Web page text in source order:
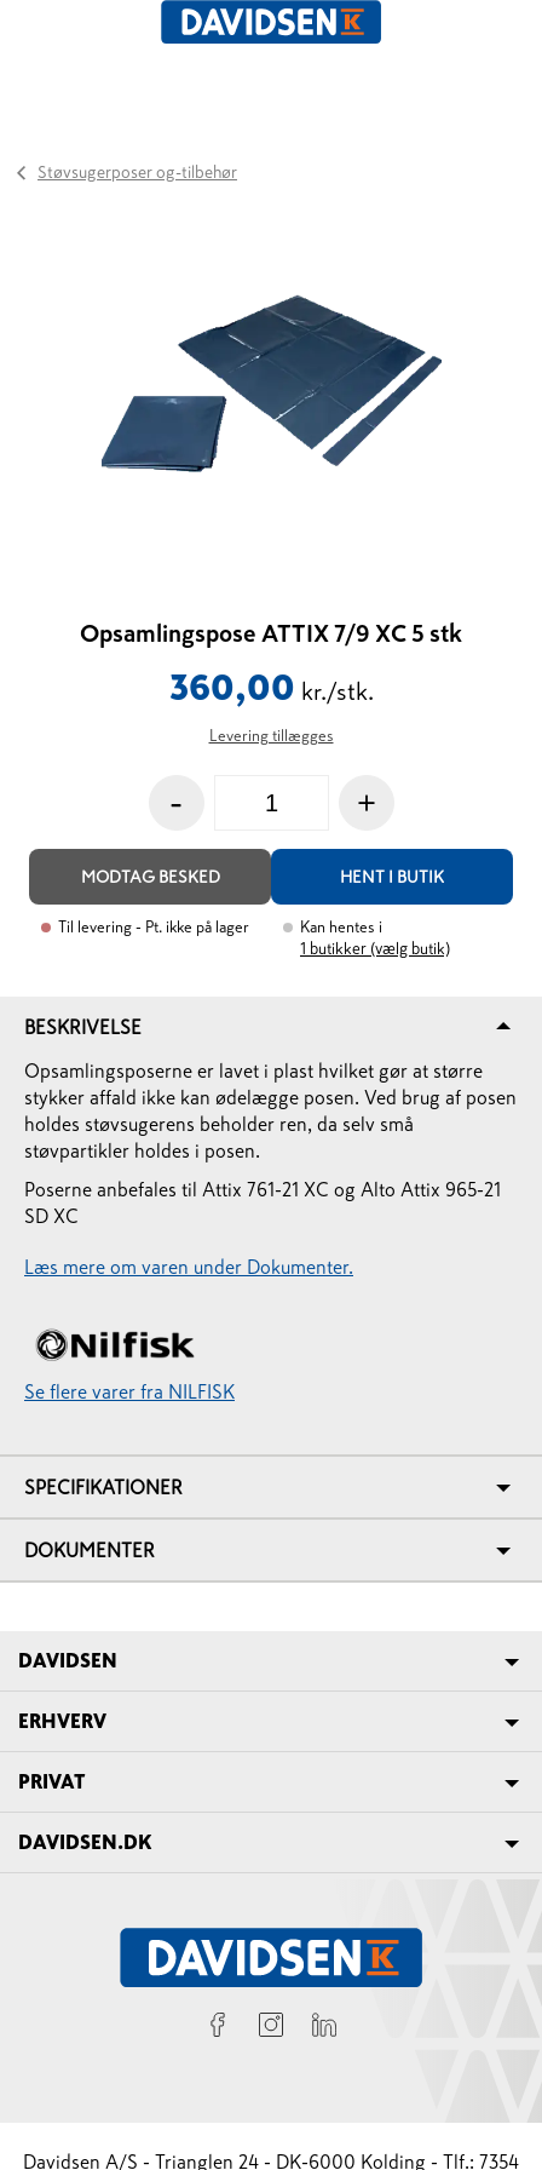
Støvsugerposer og-tilbehør
Opsamlingspose ATTIX 7/9 XC 5 stk
360,00 kr./stk.
Levering tillægges
- +
MODTAG BESKED HENT I BUTIK
Til levering - Pt. ikke på lager
Kan hentes i
1 butikker (vælg butik)
BESKRIVELSE
Opsamlingsposerne er lavet i plast hvilket gør at større
stykker affald ikke kan ødelægge posen. Ved brug af posen
holdes støvsugerens beholder ren, da selv små
støvpartikler holdes i posen.
Poserne anbefales til Attix 761-21 XC og Alto Attix 965-21
SD XC
Læs mere om varen under Dokumenter.
Se flere varer fra NILFISK
SPECIFIKATIONER
DOKUMENTER
DAVIDSEN
ERHVERV
PRIVAT
DAVIDSEN.DK
Davidsen A/S - Trianglen 24 - DK-6000 Kolding - Tlf.: 7354